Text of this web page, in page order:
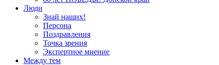
Люди
Знай наших!
Персона
Поздравления
Точка зрения
Экспертное мнение
Между тем